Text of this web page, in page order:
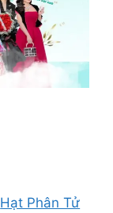
Hạt Phân Tử